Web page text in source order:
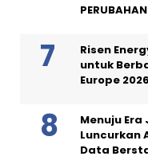
PERUBAHAN
Risen
untuk
Europe 2026
Menuju Era
Luncurkan
Data